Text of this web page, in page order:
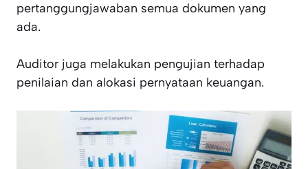
pertanggungjawaban semua dokumen yang
ada.
Auditor juga melakukan pengujian terhadap
penilaian dan alokasi pernyataan keuangan.